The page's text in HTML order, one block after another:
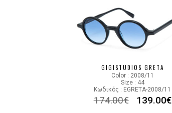
GIGISTUDIOS GRETA
Color : 2008/11
Size : 44
Κωδικός : EGRETA-2008/11
174.00€ 139.00€